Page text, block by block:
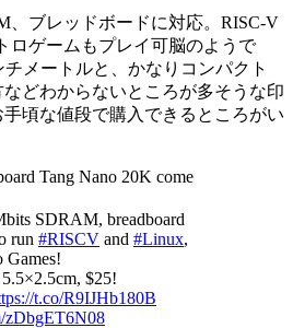
、ブレッドボードに対応。RISC-V
ロゲームもプレイ可脳のようで
メートルと、かなりコンパクト
どわからないところが多そうな印
頃な値段で購入できるところがい
Tang Nano 20K come
SDRAM, breadboard
run #RISCV and #Linux,
Games!
$25!
t.co/R9IJHb180B
zDbgET6N08